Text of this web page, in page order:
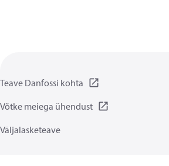
Teave Danfossi kohta
Võtke meiega ühendust
Väljalasketeave